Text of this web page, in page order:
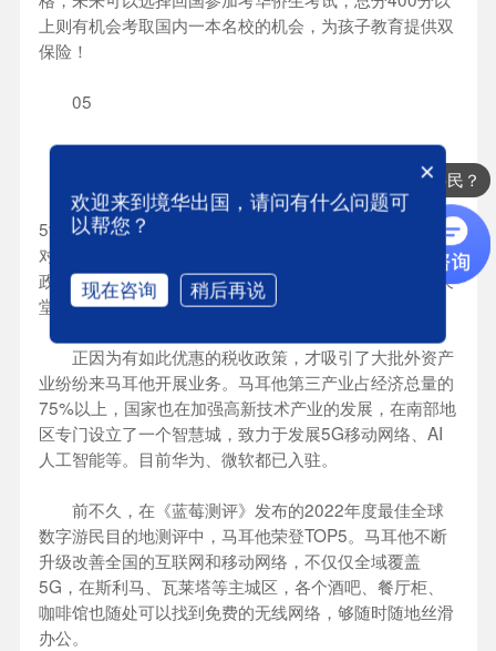
上则有机会考取国内一本名校的机会，为孩子教育提供双
保险！
05
低税率，外企云集
马耳他是名副其实的低税率国家，企业所得税低至
5%，无净财富税，无遗产税，无赠与税，无不动产税。
对于想在马耳他创业的人而言，马耳他不仅有利好的税收
政策，还可以享受欧盟关税补贴，堪称是世界级的避税天
堂。
正因为有如此优惠的税收政策，才吸引了大批外资产
业纷纷来马耳他开展业务。马耳他第三产业占经济总量的
75%以上，国家也在加强高新技术产业的发展，在南部地
区专门设立了一个智慧城，致力于发展5G移动网络、AI
人工智能等。目前华为、微软都已入驻。
前不久，在《蓝莓测评》发布的2022年度最佳全球
数字游民目的地测评中，马耳他荣登TOP5。马耳他不断
升级改善全国的互联网和移动网络，不仅仅全域覆盖
5G，在斯利马、瓦莱塔等主城区，各个酒吧、餐厅柜、
咖啡馆也随处可以找到免费的无线网络，够随时随地丝滑
办公。
办理哪些国家的移民？
×
欢迎来到境华出国，请问有什么问题可
以帮您？
现在咨询 稍后再说